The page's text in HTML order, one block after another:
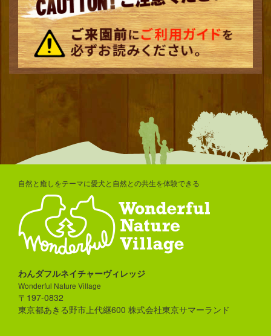
自然と癒しをテーマに愛犬と自然との共生を体験できる
わんダフルネイチャーヴィレッジ
Wonderful Nature Village
〒197-0832
東京都あきる野市上代継600 株式会社東京サマーランド